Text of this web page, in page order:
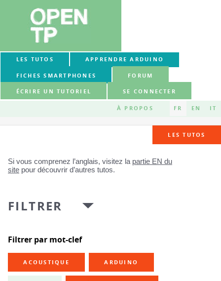
LES TUTOS APPRENDRE ARDUINO
FICHES SMARTPHONES FORUM
ÉCRIRE UN TUTORIEL SE CONNECTER
À PROPOS FR EN IT
LES TUTOS
Si vous comprenez l’anglais, visitez la partie EN du
site pour découvrir d’autres tutos.
FILTRER
Filtrer par mot-clef
ACOUSTIQUE ARDUINO